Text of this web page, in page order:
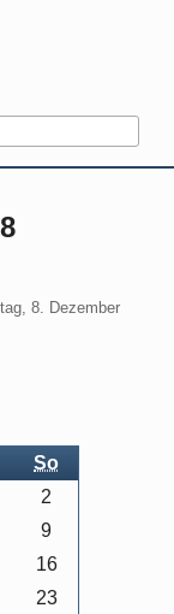
8. Dezember
So
2
9
16
23